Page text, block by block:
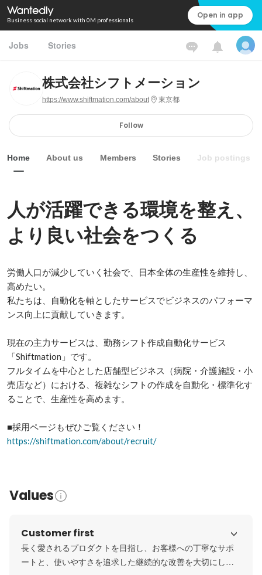
Business social network with 0M professionals Open in app
Jobs Stories
株式会社シフトメーション
https://www.shiftmation.com/about 東京都
Follow
Home About us Members Stories Job postings
人が活躍できる環境を整え、
より良い社会をつくる
労働人口が減少していく社会で、日本全体の生産性を維持し、
高めたい。
私たちは、自動化を軸としたサービスでビジネスのパフォーマ
ンス向上に貢献していきます。
現在の主力サービスは、勤務シフト作成自動化サービス
「Shiftmation」です。
フルタイムを中心とした店舗型ビジネス（病院・介護施設・小
売店など）における、複雑なシフトの作成を自動化・標準化す
ることで、生産性を高めます。
https://shiftmation.com/about/recruit/
Values
Customer first
長く愛されるプロダクトを目指し、お客様への丁寧なサポ
ートと、使いやすさを追求した継続的な改善を大切にして